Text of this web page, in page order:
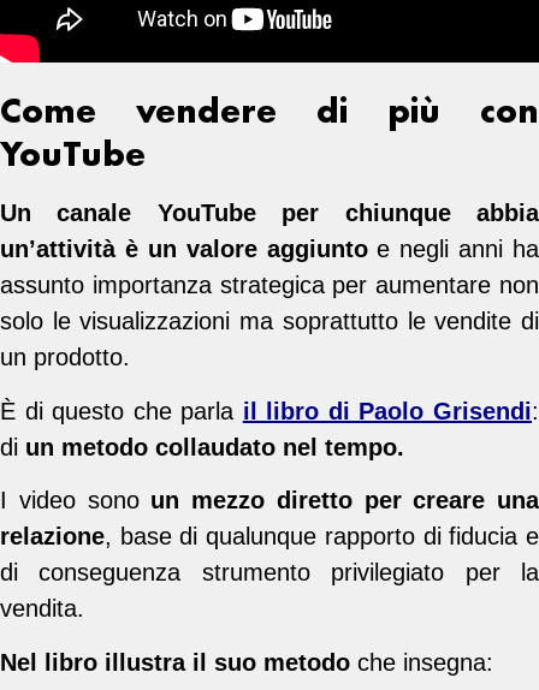
Come vendere di più con
YouTube
Un canale YouTube per chiunque abbia
un’attività è un valore aggiuntoe negli anni ha
assunto importanza strategica per aumentare non
solo le visualizzazioni ma soprattutto le vendite di
un prodotto.
È di questo che parla il libro di Paolo Grisendi:
di un metodo collaudato nel tempo.
I video sono un mezzo diretto per creare una
relazione, base di qualunque rapporto di fiducia e
di conseguenza strumento privilegiato per la
vendita.
Nel libro illustra il suo metodo che insegna: